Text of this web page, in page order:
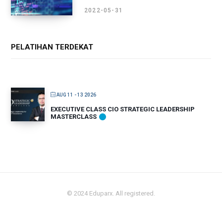
2022-05-31
PELATIHAN TERDEKAT
AUG 11 - 13 2026
EXECUTIVE CLASS CIO STRATEGIC LEADERSHIP
MASTERCLASS
© 2024 Eduparx. All registered.